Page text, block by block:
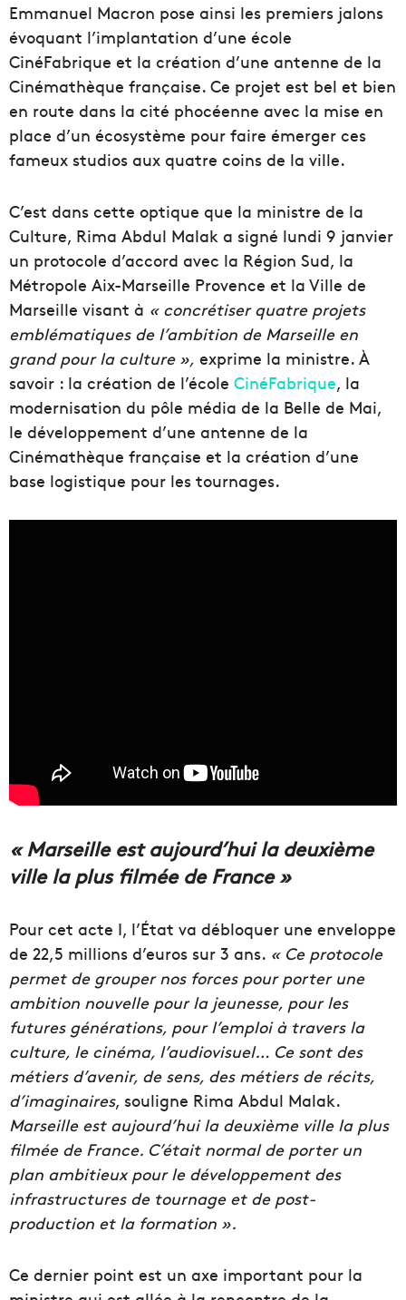
Emmanuel Macron pose ainsi les premiers jalons
évoquant l’implantation d’une école
CinéFabrique et la création d’une antenne de la
Cinémathèque française. Ce projet est bel et bien
en route dans la cité phocéenne avec la mise en
place d’un écosystème pour faire émerger ces
fameux studios aux quatre coins de la ville.
C’est dans cette optique que la ministre de la
Culture, Rima Abdul Malak a signé lundi 9 janvier
un protocole d’accord avec la Région Sud, la
Métropole Aix-Marseille Provence et la Ville de
Marseille visant à « concrétiser quatre projets
emblématiques de l’ambition de Marseille en
grand pour la culture », exprime la ministre. À
savoir : la création de l’école CinéFabrique, la
modernisation du pôle média de la Belle de Mai,
le développement d’une antenne de la
Cinémathèque française et la création d’une
base logistique pour les tournages.
« Marseille est aujourd’hui la deuxième
ville la plus filmée de France »
Pour cet acte I, l’État va débloquer une enveloppe
de 22,5 millions d’euros sur 3 ans. « Ce protocole
permet de grouper nos forces pour porter une
ambition nouvelle pour la jeunesse, pour les
futures générations, pour l’emploi à travers la
culture, le cinéma, l’audiovisuel… Ce sont des
métiers d’avenir, de sens, des métiers de récits,
d’imaginaires, souligne Rima Abdul Malak.
Marseille est aujourd’hui la deuxième ville la plus
filmée de France. C’était normal de porter un
plan ambitieux pour le développement des
infrastructures de tournage et de post-
production et la formation ».
Ce dernier point est un axe important pour la